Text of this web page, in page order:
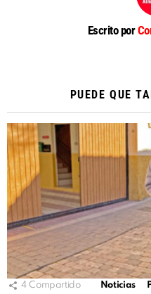
Escrito por
PUEDE QUE
4 Compartido Noticias